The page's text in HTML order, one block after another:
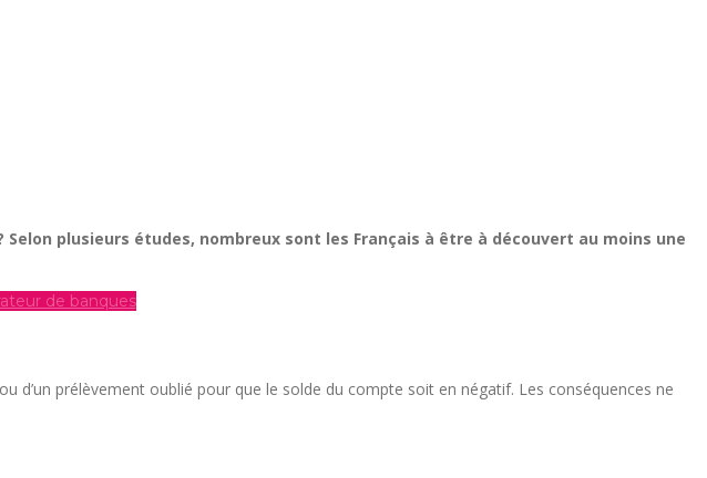
plusieurs études, nombreux sont les Français à être à découvert au moins une
de banques
d’un prélèvement oublié pour que le solde du compte soit en négatif. Les conséquences ne